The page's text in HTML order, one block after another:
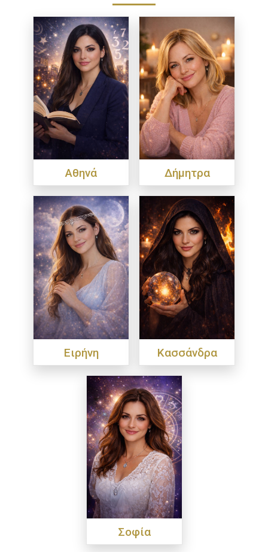
Αθηνά Δήμητρα
Ειρήνη Κασσάνδρα
Σοφία